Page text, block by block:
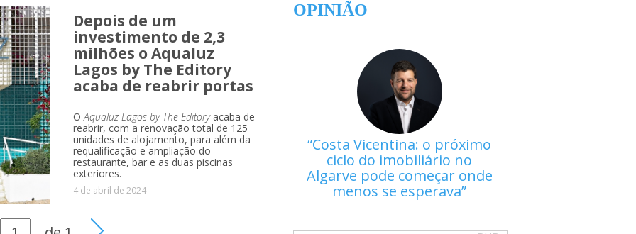
Depois de um
investimento de 2,3
milhões o Aqualuz
Lagos by The Editory
acaba de reabrir portas
OAqualuz Lagos by The Editoryacaba de
reabrir, com a renovação total de 125
unidades de alojamento, para além da
requalificação e ampliação do
restaurante, bar e as duas piscinas
exteriores.
4 de abril de 2024
OPINIÃO
Costa Vicentina: o próximo
ciclo do imobiliário no
Algarve pode começar onde
menos se esperava